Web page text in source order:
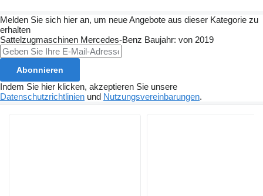
Melden Sie sich hier an, um neue Angebote aus dieser Kategorie zu
erhalten
Sattelzugmaschinen Mercedes-Benz Baujahr: von 2019
Abonnieren
Indem Sie hier klicken, akzeptieren Sie unsere
Datenschutzrichtlinien und Nutzungsvereinbarungen.